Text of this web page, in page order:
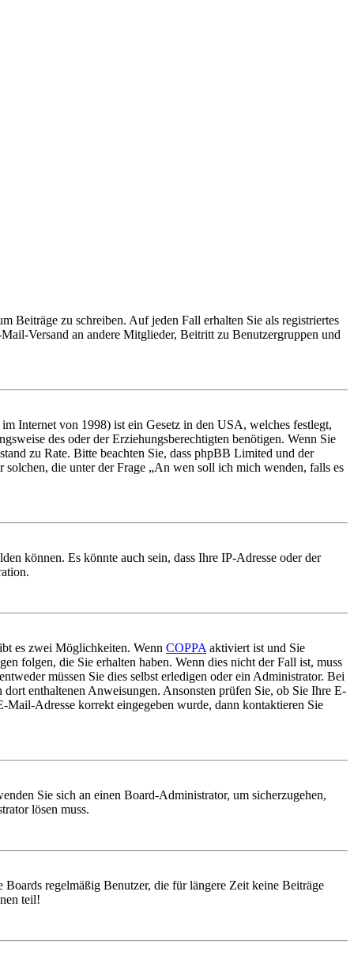
Beiträge zu schreiben. Auf jeden Fall erhalten Sie als registriertes
Versand an andere Mitglieder, Beitritt zu Benutzergruppen und
Internet von 1998) ist ein Gesetz in den USA, welches festlegt,
des oder der Erziehungsberechtigten benötigen. Wenn Sie
zu Rate. Bitte beachten Sie, dass phpBB Limited und der
die unter der Frage „An wen soll ich mich wenden, falls es
können. Es könnte auch sein, dass Ihre IP-Adresse oder der
es zwei Möglichkeiten. Wenn COPPA aktiviert ist und Sie
folgen, die Sie erhalten haben. Wenn dies nicht der Fall ist, muss
müssen Sie dies selbst erledigen oder ein Administrator. Bei
enthaltenen Anweisungen. Ansonsten prüfen Sie, ob Sie Ihre E-
Adresse korrekt eingegeben wurde, dann kontaktieren Sie
Sie sich an einen Board-Administrator, um sicherzugehen,
lösen muss.
regelmäßig Benutzer, die für längere Zeit keine Beiträge
teil!